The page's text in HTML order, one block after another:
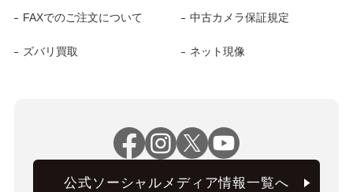
FAXでのご注文について 中古カメラ保証規定
ズバリ買取 ネット現像
公式ソーシャルメディア情報一覧へ